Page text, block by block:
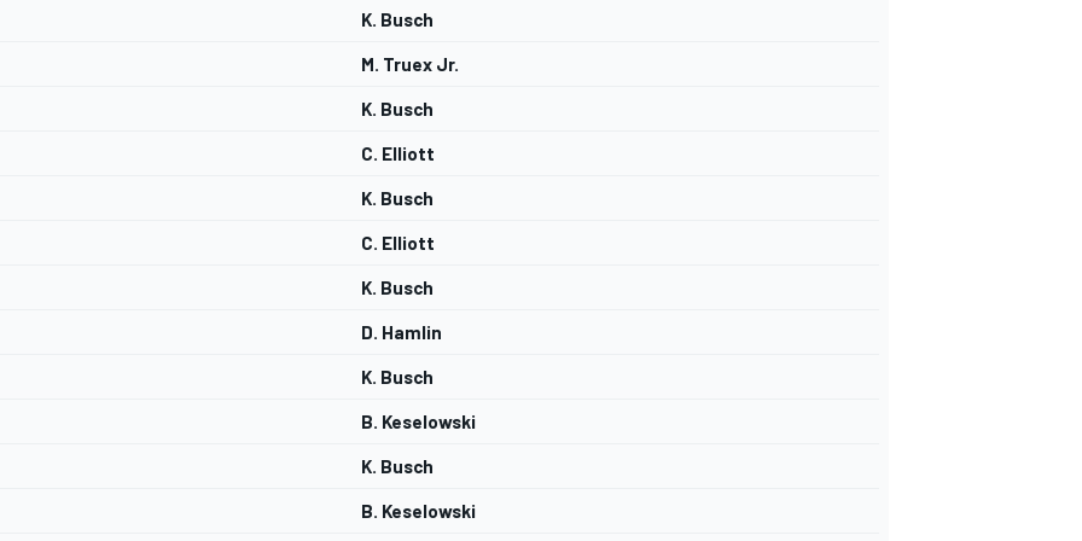
K. Busch
M. Truex Jr.
K. Busch
C. Elliott
K. Busch
C. Elliott
K. Busch
D. Hamlin
K. Busch
B. Keselowski
K. Busch
B. Keselowski